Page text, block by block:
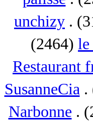
unchizy .
(2464) le
Restaurant
SusanneCia.
Narbonne .